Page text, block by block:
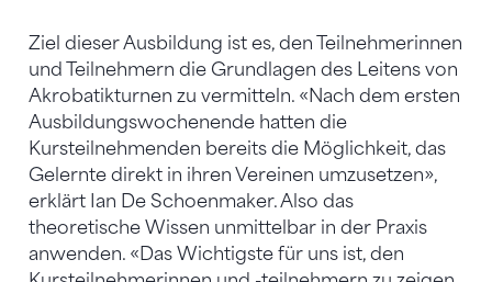
Ziel dieser Ausbildung ist es, den Teilnehmerinnen
und Teilnehmern die Grundlagen des Leitens von
Akrobatikturnen zu vermitteln. «Nach dem ersten
Ausbildungswochenende hatten die
Kursteilnehmenden bereits die Möglichkeit, das
Gelernte direkt in ihren Vereinen umzusetzen»,
erklärt Ian De Schoenmaker. Also das
theoretische Wissen unmittelbar in der Praxis
anwenden. «Das Wichtigste für uns ist, den